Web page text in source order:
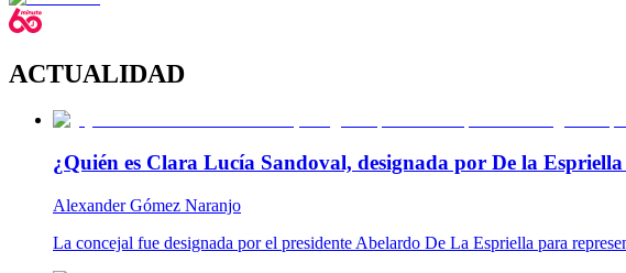
ACTUALIDAD
¿Quién es Clara Lucía Sandoval, designada por De la
Alexander Gómez Naranjo
La concejal fue designada por el presidente Abelardo De La Espriella para